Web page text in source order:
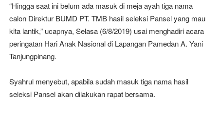
“Hingga saat ini belum ada masuk di meja ayah tiga nama
calon Direktur BUMD PT. TMB hasil seleksi Pansel yang mau
kita lantik,” ucapnya, Selasa (6/8/2019) usai menghadiri acara
peringatan Hari Anak Nasional di Lapangan Pamedan A. Yani
Tanjungpinang.
Syahrul menyebut, apabila sudah masuk tiga nama hasil
seleksi Pansel akan dilakukan rapat bersama.